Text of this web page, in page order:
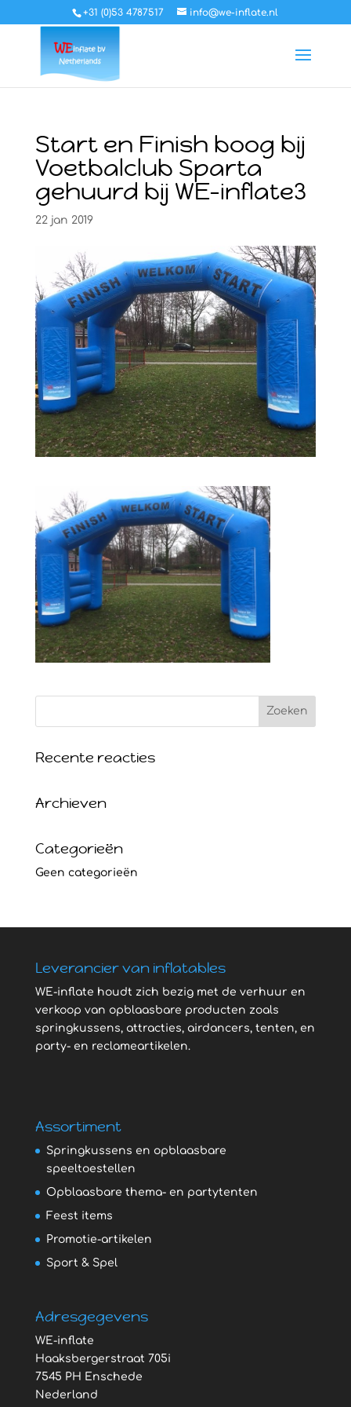
+31 (0)53 4787517 info@we-inflate.nl
Start en Finish boog bij
Voetbalclub Sparta
gehuurd bij WE-inflate3
22 jan 2019
Recente reacties
Archieven
Categorieën
Geen categorieën
Leverancier van inflatables
WE-inflate houdt zich bezig met de verhuur en
verkoop van opblaasbare producten zoals
springkussens, attracties, airdancers, tenten, en
party- en reclameartikelen.
Assortiment
Springkussens en opblaasbare
speeltoestellen
Opblaasbare thema- en partytenten
Feest items
Promotie-artikelen
Sport & Spel
Adresgegevens
WE-inflate
Haaksbergerstraat 705i
7545 PH Enschede
Nederland